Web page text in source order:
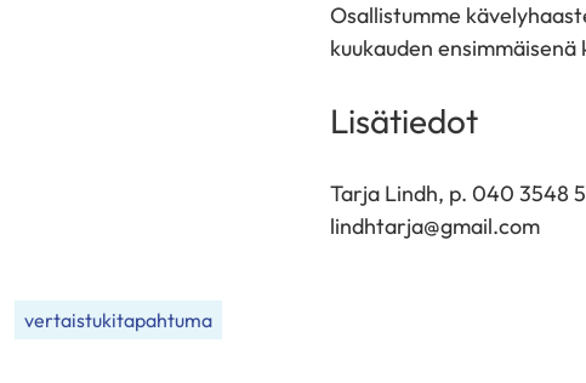
Osallistumme
kuukauden ensimmäisenä
Lisätiedot
Tarja Lindh, p. 040 3548
lindhtarja@gmail.com
vertaistukitapahtuma